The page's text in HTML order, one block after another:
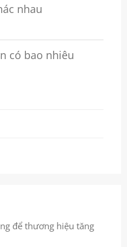
nhau
có bao nhiêu
để thương hiệu tăng